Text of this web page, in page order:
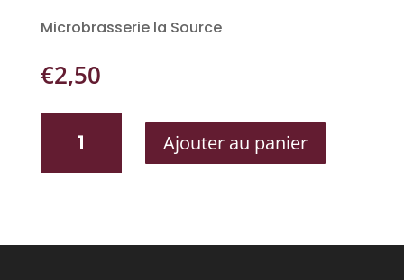
Microbrasserie la Source
€2,50
Ajouter au panier